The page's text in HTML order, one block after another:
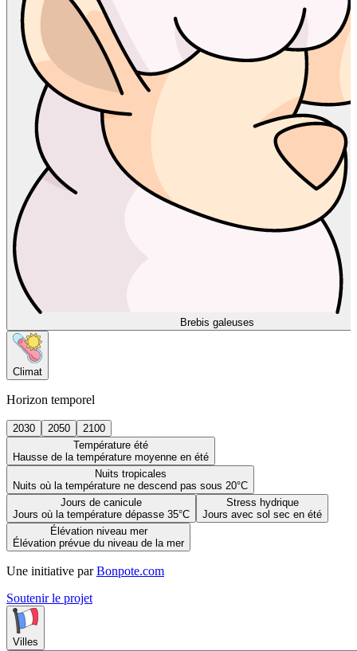
Brebis galeuses
Climat
Horizon temporel
2030 2050
2100
Température été
Hausse de la température moyenne en été
Nuits tropicales
Nuits où la température ne descend pas sous 20°C
Jours de canicule
Jours où la température dépasse 35°C
Stress hydrique
Jours avec sol sec en été
Élévation niveau mer
Élévation prévue du niveau de la mer
Une initiative par Bonpote.com
Soutenir le projet
Villes